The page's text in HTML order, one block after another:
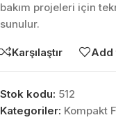
bakım projeleri için
sunulur.
Karşılaştır Add
Stok kodu: 512
Kategoriler: Kompakt